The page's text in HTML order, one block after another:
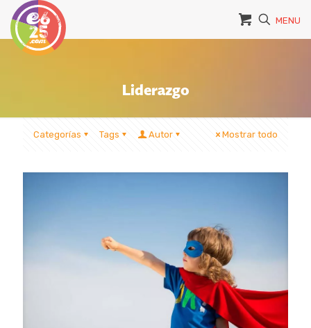
MENU
Liderazgo
Categorías Tags Autor Mostrar todo